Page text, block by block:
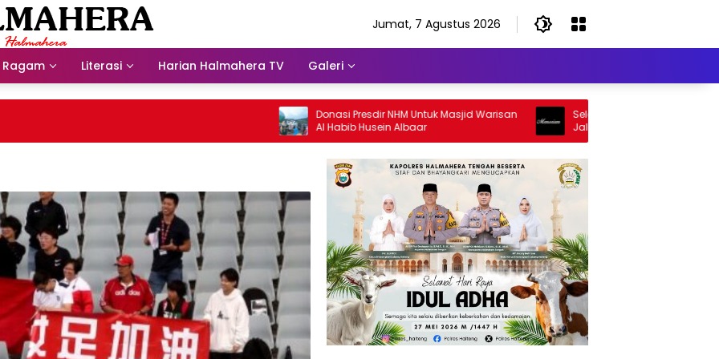
Jumat, 7 Agustus 2026
Ragam Literasi Harian Halmahera TV Galeri
Donasi Presdir NHM Untuk Masjid Warisan
Al Habib Husein Albaar
Selamat Jalan Sang Inspirator,
Jalan Abangku Yuslam Idris